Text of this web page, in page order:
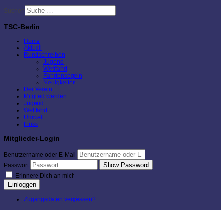
Suchen
TSC-Berlin
Home
Aktuell
Rundschreiben
Jugend
Wettfahrt
Fahrtensegeln
Neuigkeiten
Der Verein
Mitglied werden
Jugend
Wettfahrt
Umwelt
Links
Mitglieder-Login
Benutzername oder E-Mail
Passwort
Show Password
Erinnere Dich an mich
Einloggen
Zugangsdaten vergessen?